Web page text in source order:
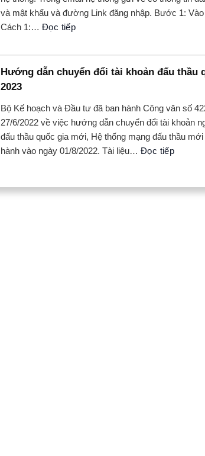
và mật khẩu và đường Link đăng nhập. Bước 1:
Cách 1:… Đọc tiếp
Hướng dẫn chuyển đổi tài khoản đấu thầu
2023
Bộ Kế hoạch và Đầu tư đã ban hành Công văn số
27/6/2022 về việc hướng dẫn chuyển đổi tài khoản
đấu thầu quốc gia mới, Hệ thống mạng đấu thầu
hành vào ngày 01/8/2022. Tài liệu… Đọc tiếp